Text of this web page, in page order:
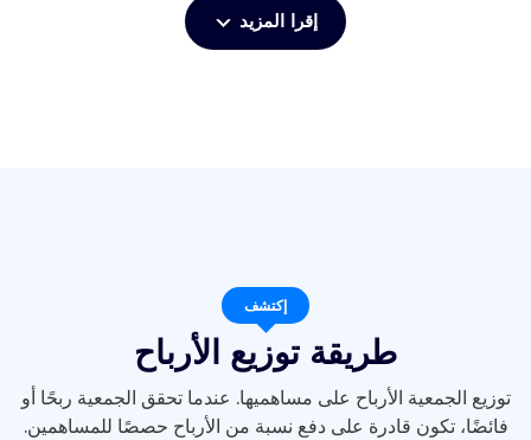
إقرا المزيد
إكتشف
طريقة توزيع الأرباح
توزيع الجمعية الأرباح على مساهميها. عندما تحقق الجمعية ربحًا أو
فائضًا، تكون قادرة على دفع نسبة من الأرباح حصصًا للمساهمين.